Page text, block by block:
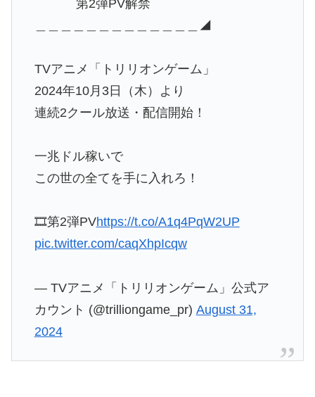
第2弾PV解禁
＿＿＿＿＿＿＿＿＿＿＿＿＿◢
TVアニメ「トリリオンゲーム」
2024年10月3日（木）より
連続2クール放送・配信開始！
一兆ドル稼いで
この世の全てを手に入れろ！
🎞第2弾PVhttps://t.co/A1q4PqW2UP
pic.twitter.com/caqXhpIcqw
— TVアニメ「トリリオンゲーム」公式ア
カウント (@trilliongame_pr) August 31,
2024